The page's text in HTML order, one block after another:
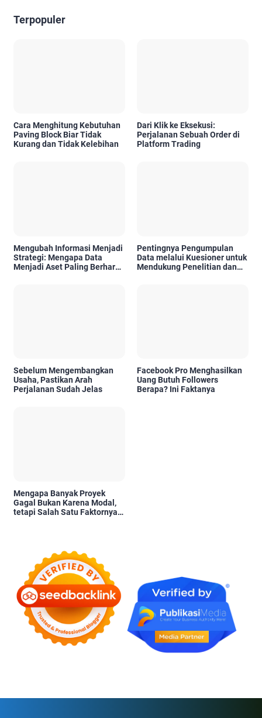
Terpopuler
Cara Menghitung Kebutuhan
Paving Block Biar Tidak
Kurang dan Tidak Kelebihan
Dari Klik ke Eksekusi:
Perjalanan Sebuah Order di
Platform Trading
Mengubah Informasi Menjadi
Strategi: Mengapa Data
Menjadi Aset Paling Berharga
Pentingnya Pengumpulan
Data melalui Kuesioner untuk
Mendukung Penelitian dan
Sebelum Mengembangkan
Usaha, Pastikan Arah
Perjalanan Sudah Jelas
Facebook Pro Menghasilkan
Uang Butuh Followers
Berapa? Ini Faktanya
Mengapa Banyak Proyek
Gagal Bukan Karena Modal,
tetapi Salah Satu Faktornya